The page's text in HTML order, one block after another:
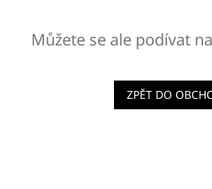
Můžete se ale podívat
ZPĚT DO